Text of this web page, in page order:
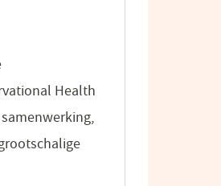
Health